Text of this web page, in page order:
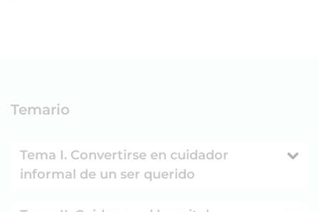
Temario
Tema I. Convertirse en cuidador
informal de un ser querido